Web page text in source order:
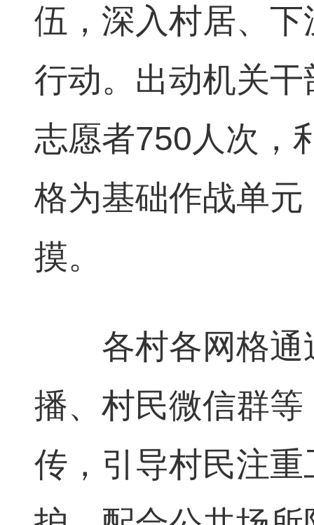
伍，深入村居、
行动。出动机关
志愿者750人次，
格为基础作战单元
摸。
各村各网格通
播、村民微信群
传，引导村民注